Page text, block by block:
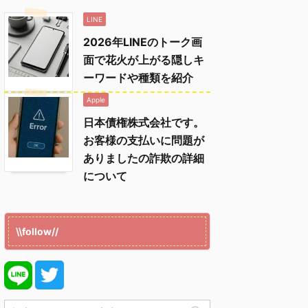
LINE
2026年LINEのトーク画
面で花火が上がる隠しキ
ーワードや種類を紹介
Apple
日本債権株式会社です。
お客様の支払いに問題が
ありましたの詐欺の詳細
について
\\follow//